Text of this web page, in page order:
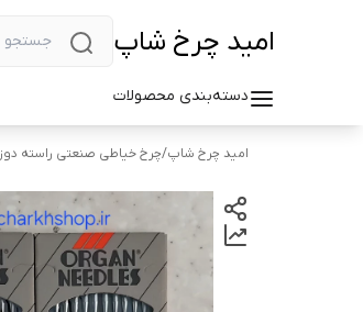
امید چرخ شاپ
دسته‌بندی محصولات
امید چرخ شاپ/چرخ خیاطی صنعتی راسته دوز